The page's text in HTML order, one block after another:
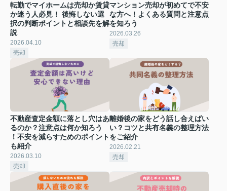
転勤でマイホームは売却か賃貸
か迷う人必見！ 後悔しない選
択の判断ポイントと相談先を解
説
2026.04.10
売却
マンション売却が初めてで不安
な方へ！よくある質問と注意点
を知ろう
2026.03.26
売却
不動産査定金額に落とし穴はあ
るのか？注意点は何か知ろう
！不安を減らすためのポイント
も紹介
2026.03.10
売却
離婚後の家をどう話し合えばい
い？コツと共有名義の整理方法
をご紹介
2026.02.21
売却